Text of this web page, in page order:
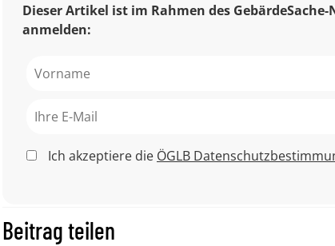
Dieser Artikel ist im Rahmen des
anmelden:
Ich akzeptiere die ÖGLB
Beitrag teilen